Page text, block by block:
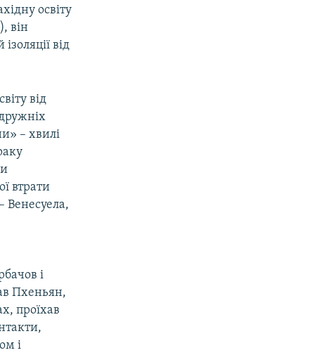
освіту
він
від
від
– хвилі
втрати
Венесуела,
і
Пхеньян,
проїхав
і